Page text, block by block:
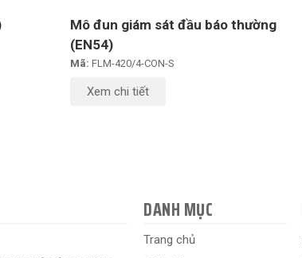
Mô đun giám sát đầu báo thường
(EN54)
Mã: FLM-420/4-CON-S
Xem chi tiết
DANH MỤC
Trang chủ